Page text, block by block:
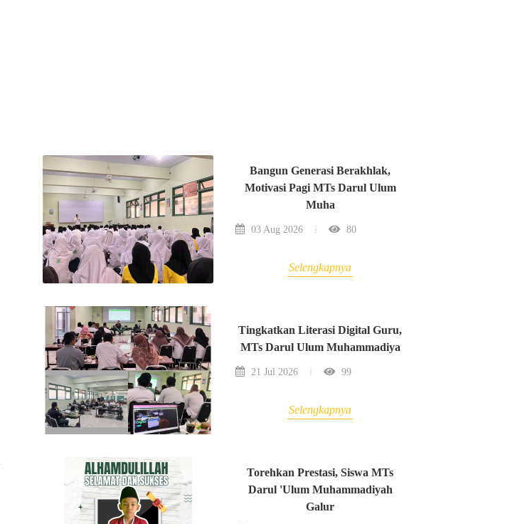
Bangun Generasi Berakhlak,
Motivasi Pagi MTs Darul Ulum
Muha
03 Aug 2026 80
Selengkapnya
Tingkatkan Literasi Digital Guru,
MTs Darul Ulum Muhammadiya
21 Jul 2026 99
Selengkapnya
Torehkan Prestasi, Siswa MTs
Darul 'Ulum Muhammadiyah
Galur